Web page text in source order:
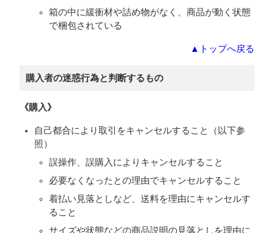
箱の中に緩衝材や詰め物がなく、商品が動く状態
で梱包されている
▲トップへ戻る
購入者の迷惑行為と判断するもの
《購入》
自己都合により取引をキャンセルすること（以下参
照）
誤操作、誤購入によりキャンセルすること
必要なくなったとの理由でキャンセルすること
着払い見落としなど、送料を理由にキャンセルす
ること
サイズや状態などの商品説明の見落としを理由に